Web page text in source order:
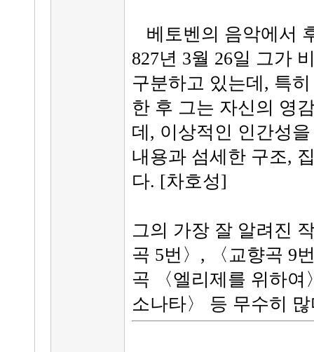
베토벤의 음악에서
827년 3월 26일 그가
구분하고 있는데, 특
한 후 그는 자신의 영
데, 이상적인 인간성
내용과 섬세한 구조,
다. [차호성]
그의 가장 잘 알려진
곡 5번〉, 〈교향곡 9
곡 〈엘리제를 위하여
소나타〉 등 무수히